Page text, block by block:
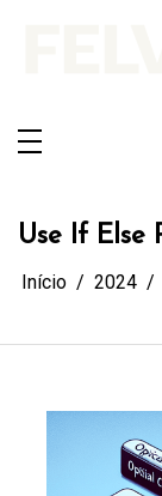
Use If Else
Início 2024